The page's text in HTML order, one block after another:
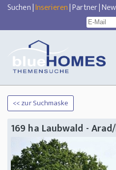
Suchen|Inserieren|Partner|
<< zur Suchmaske
169 ha Laubwald -